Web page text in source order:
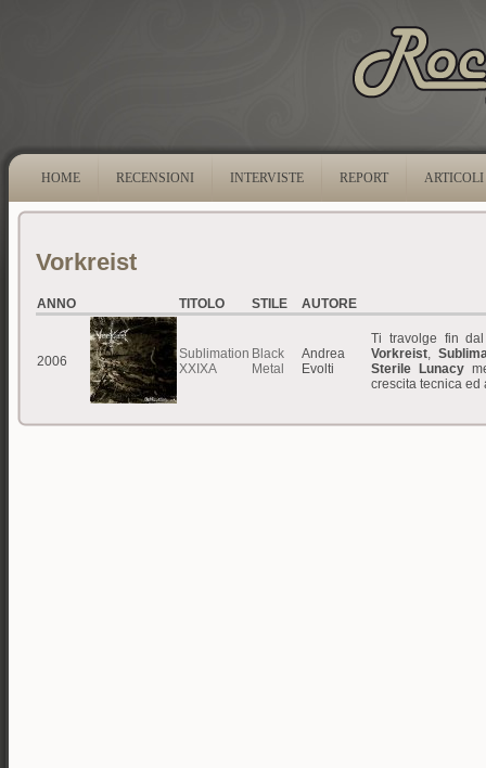
HOME RECENSIONI INTERVISTE REPORT ARTICOLI
Vorkreist
ANNO TITOLO STILE AUTORE
2006
Sublimation
XXIXA
Black
Metal
Andrea
Evolti
Ti travolge fin
Vorkreist,
Sterile Lunacy
crescita tecnica ed